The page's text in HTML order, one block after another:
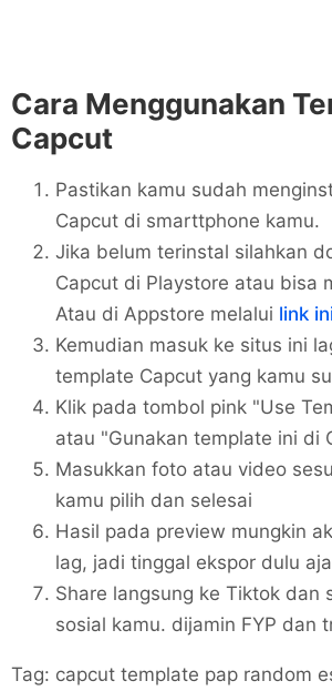
Cara Menggunakan
Capcut
Pastikan kamu sudah
Capcut di smarttphone kamu.
Jika belum terinstal silahkan
Capcut di Playstore atau bisa
Atau di Appstore melalui link
Kemudian masuk ke situs ini
template Capcut yang kamu
Klik pada tombol pink "Use
atau "Gunakan template ini di
Masukkan foto atau video
kamu pilih dan selesai
Hasil pada preview mungkin
lag, jadi tinggal ekspor dulu
Share langsung ke Tiktok dan
sosial kamu. dijamin FYP dan
Tag: capcut template pap random